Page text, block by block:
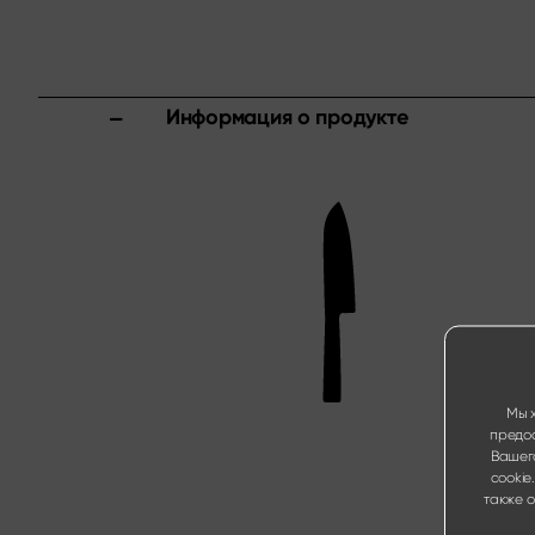
Мы
также
Информация о продукте